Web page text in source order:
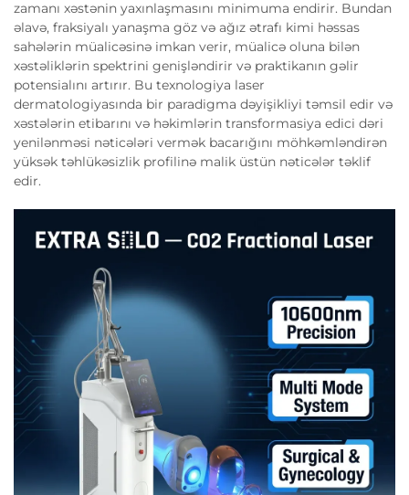
zamanı xəstənin yaxınlaşmasını minimuma endirir. Bundan
əlavə, fraksiyalı yanaşma göz və ağız ətrafı kimi həssas
sahələrin müalicəsinə imkan verir, müalicə oluna bilən
xəstəliklərin spektrini genişləndirir və praktikanın gəlir
potensialını artırır. Bu texnologiya laser
dermatologiyasında bir paradigma dəyişikliyi təmsil edir və
xəstələrin etibarını və həkimlərin transformasiya edici dəri
yenilənməsi nəticələri vermək bacarığını möhkəmləndirən
yüksək təhlükəsizlik profilinə malik üstün nəticələr təklif
edir.